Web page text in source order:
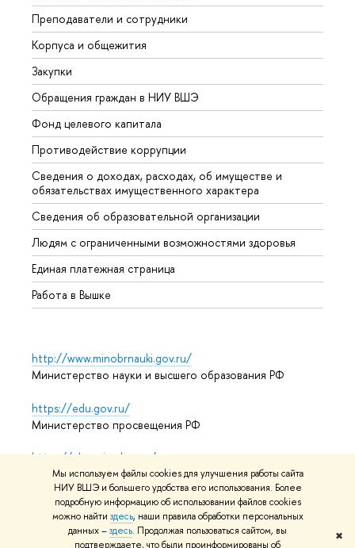
Мы используем файлы cookies для улучшения работы сайта
НИУ ВШЭ и большего удобства его использования. Более
подробную информацию об использовании файлов cookies
можно найти здесь, наши правила обработки персональных
данных –здесь. Продолжая пользоваться сайтом, вы
подтверждаете, что были проинформированы об
✖
Преподаватели и сотрудники
Корпуса и общежития
Закупки
Обращения граждан в НИУ ВШЭ
Фонд целевого капитала
Противодействие коррупции
Сведения о доходах, расходах, об имуществе и
обязательствах имущественного характера
Сведения об образовательной организации
Людям с ограниченными возможностями здоровья
Единая платежная страница
Работа в Вышке
http://www.minobrnauki.gov.ru/
Министерство науки и высшего образования РФ
https://edu.gov.ru/
Министерство просвещения РФ
https://elearning.hse.ru/mooc
Массовые открытые онлайн-курсы
© НИУ ВШЭ 1993–2026 Адреса и контактыУсловия